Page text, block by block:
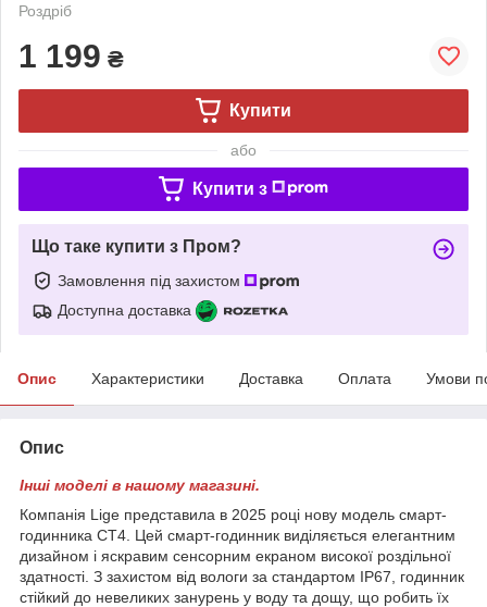
Роздріб
1 199 ₴
Купити
або
Купити з
Що таке купити з Пром?
Замовлення під захистом
Доступна доставка
Опис Характеристики Доставка Оплата Умови
Опис
Інші моделі в нашому магазині.
Компанія Lige представила в 2025 році нову модель смарт-
годинника СТ4. Цей смарт-годинник виділяється елегантним
дизайном і яскравим сенсорним екраном високої роздільної
здатності. З захистом від вологи за стандартом IP67, годинник
стійкий до невеликих занурень у воду та дощу, що робить їх